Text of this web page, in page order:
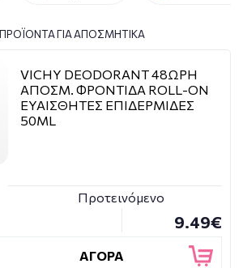
ΠΡΟΪΌΝΤΑ ΓΙΑ ΑΠΟΣΜΗΤΙΚΆ
VICHY DΕODORANT 48ΩΡΗ
ΑΠΟΣΜ. ΦΡΟΝΤΙΔΑ ROLL-ON
ΕΥΑΙΣΘΗΤΕΣ ΕΠΙΔΕΡΜΙΔΕΣ
50ML
Προτεινόμενο
9.49€
ΑΓΟΡΑ